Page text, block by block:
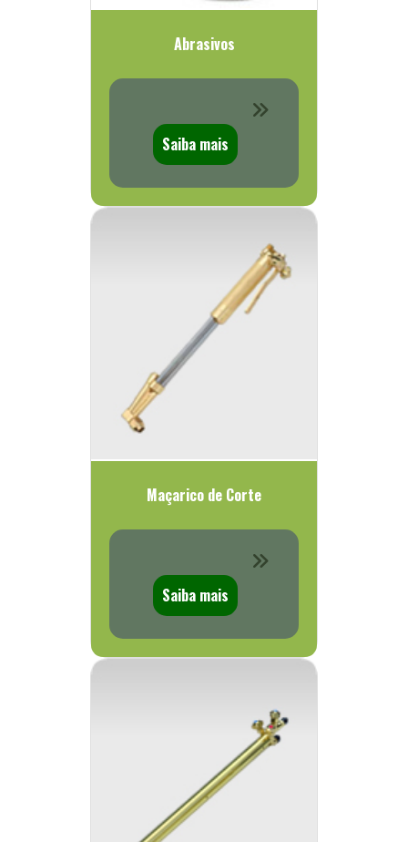
Abrasivos
Saiba mais
Maçarico de Corte
Saiba mais